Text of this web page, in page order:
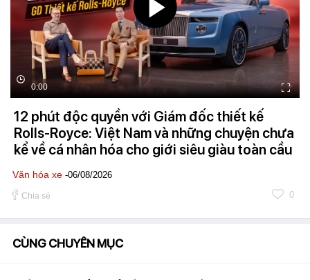
0:00
12 phút độc quyền với Giám đốc thiết kế
Rolls-Royce: Việt Nam và những chuyện chưa
kể về cá nhân hóa cho giới siêu giàu toàn cầu
Văn hóa xe -06/08/2026
Chia sẻ 0
CÙNG CHUYÊN MỤC